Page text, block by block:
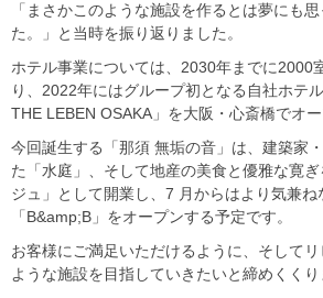
「まさかこのような施設を作るとは夢にも
た。」と当時を振り返りました。
ホテル事業については、2030年までに2000
り、2022年にはグループ初となる自社ホテ
THE LEBEN OSAKA」を大阪・心斎橋でオー
今回誕生する「那須 無垢の音」は、建築家
た「水庭」、そして地産の美食と優雅な寛
ジュ」として開業し、7 月からはより気兼ね
「B&amp;B」をオープンする予定です。
お客様にご満足いただけるように、そして
ような施設を目指していきたいと締めくくり